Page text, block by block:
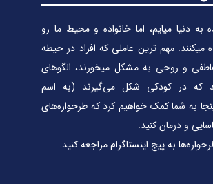
به دنیا میایم، اما خانواده و محیط ما رو
میکنند. مهم ترین عاملی که افراد در حیطه
و روحی به مشکل میخورند، الگوهای
که در کودکی شکل می‌گیرند (به اسم
به شما کمک خواهیم کرد که طرحواره‌های
و درمان کنید.
به پیج اینستاگرام مراجعه کنید.